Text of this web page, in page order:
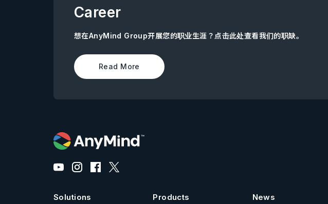
Career
想在AnyMind Group开展您的职业生涯？点击此处查看我们的职缺。
Read More
Solutions Products News